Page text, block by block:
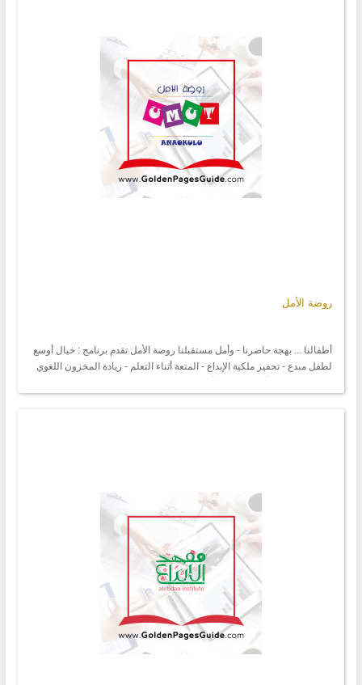
روضة الأمل
أطفالنا ... بهجة حاضرنا - وأمل مستقبلنا روضة الأمل تقدم برنامج : خيال أوسع
لطفل مبدع - تحفيز ملكية الإبداع - المتعة أثناء التعلم - زيادة المخزون اللغوي